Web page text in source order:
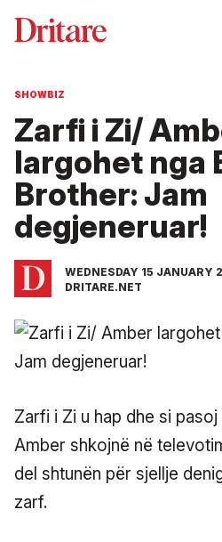
SHOWBIZ
Zarfi i Zi/
largohet nga
Brother: Jam
degjeneruar!
WEDNESDAY 15 JANUARY
DRITARE.NET
Zarfi i Zi u hap dhe si
Amber shkojnë në
del shtunën për sjellje
zarf.